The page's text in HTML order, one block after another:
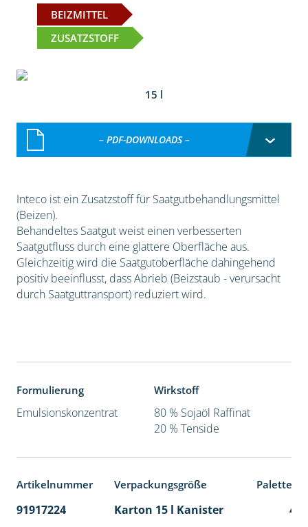
BEIZMITTEL
ZUSATZSTOFF
15 l
– PDF-DOWNLOADS –
Inteco ist ein Zusatzstoff für Saatgutbehandlungsmittel
(Beizen).
Behandeltes Saatgut weist einen verbesserten
Saatgutfluss durch eine glattere Oberfläche aus.
Gleichzeitig wird die Saatgutoberfläche dahingehend
positiv beeinflusst, dass Abrieb (Beizstaub - verursacht
durch Saatguttransport) reduziert wird.
Formulierung
Emulsionskonzentrat
Wirkstoff
80 % Sojaöl Raffinat
20 % Tenside
Artikelnummer Verpackungsgröße
91917224 Karton 15 l Kanister 48